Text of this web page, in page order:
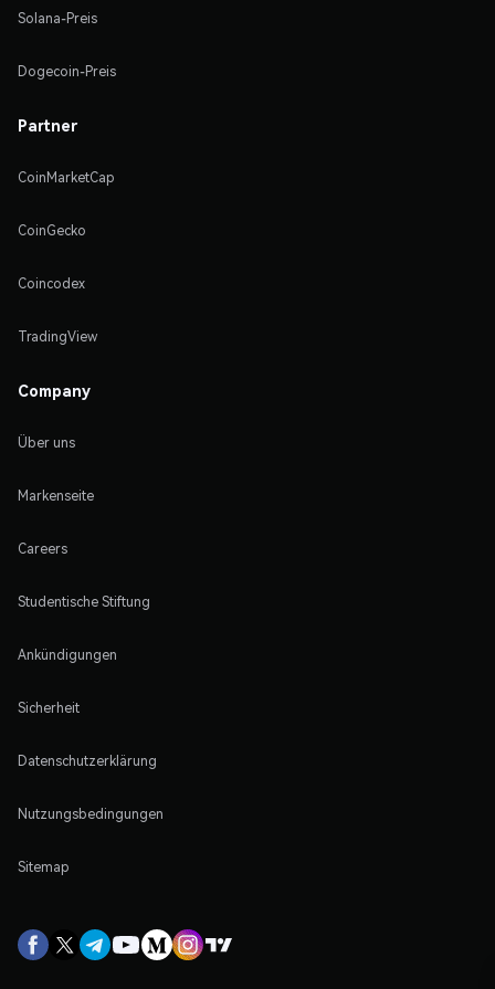
Solana-Preis
Dogecoin-Preis
Partner
CoinMarketCap
CoinGecko
Coincodex
TradingView
Company
Über uns
Markenseite
Careers
Studentische Stiftung
Ankündigungen
Sicherheit
Datenschutzerklärung
Nutzungsbedingungen
Sitemap